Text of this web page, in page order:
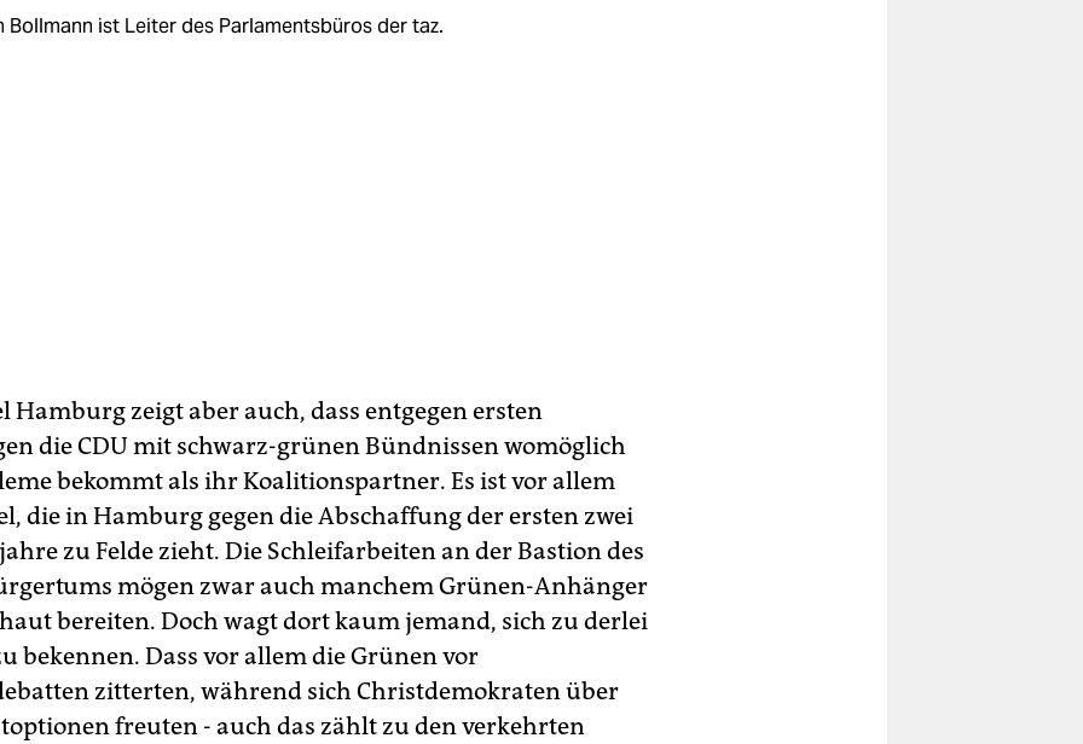
Bollmann ist Leiter des Parlamentsbüros der taz.
Hamburg zeigt aber auch, dass entgegen ersten
die CDU mit schwarz-grünen Bündnissen womöglich
bekommt als ihr Koalitionspartner. Es ist vor allem
die in Hamburg gegen die Abschaffung der ersten zwei
zu Felde zieht. Die Schleifarbeiten an der Bastion des
mögen zwar auch manchem Grünen-Anhänger
bereiten. Doch wagt dort kaum jemand, sich zu derlei
bekennen. Dass vor allem die Grünen vor
zitterten, während sich Christdemokraten über
freuten - auch das zählt zu den verkehrten